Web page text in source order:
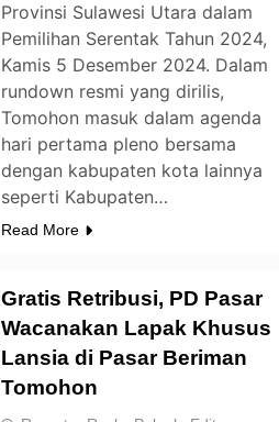
Provinsi Sulawesi Utara dalam
Pemilihan Serentak Tahun 2024,
Kamis 5 Desember 2024. Dalam
rundown resmi yang dirilis,
Tomohon masuk dalam agenda
hari pertama pleno bersama
dengan kabupaten kota lainnya
seperti Kabupaten…
Read More
Gratis Retribusi, PD Pasar
Wacanakan Lapak Khusus
Lansia di Pasar Beriman
Tomohon